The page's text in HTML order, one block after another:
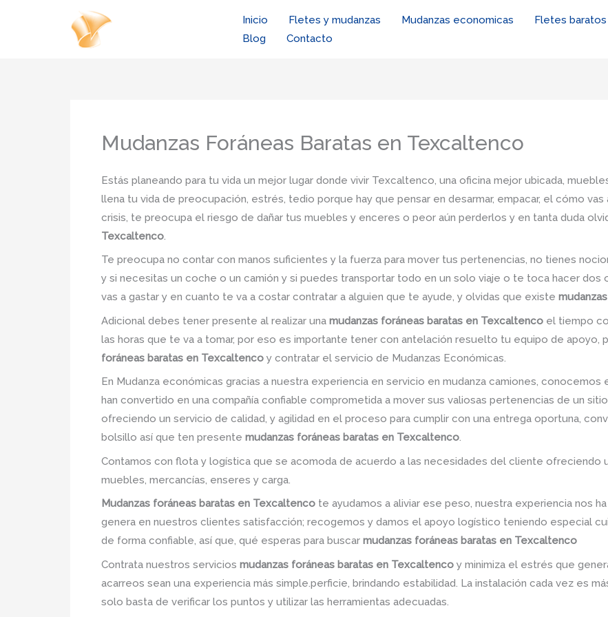
Inicio Fletes y mudanzas Mudanzas economicas Fletes baratos
Blog
Contacto
Mudanzas Foráneas Baratas en Texcaltenco
Estás planeando para tu vida un mejor lugar donde vivir Texcaltenco, una oficina mejor ubicada,
llena tu vida de preocupación, estrés, tedio porque hay que pensar en desarmar, empacar, el cómo
crisis, te preocupa el riesgo de dañar tus muebles y enceres o peor aún perderlos y en tanta duda
Texcaltenco
Te preocupa no contar con manos suficientes y la fuerza para mover tus pertenencias, no tienes
y si necesitas un coche o un camión y si puedes transportar todo en un solo viaje o te toca hacer
vas a gastar y en cuanto te va a costar contratar a alguien que te ayude, y olvidas que existe
Adicional debes tener presente al realizar una mudanzas foráneas baratas en Texcaltenco el tiempo
las horas que te va a tomar, por eso es importante tener con antelación resuelto tu equipo de apoyo,
foráneas baratas en Texcaltenco y contratar el servicio de Mudanzas Económicas.
En Mudanza económicas gracias a nuestra experiencia en servicio en mudanza camiones,
han convertido en una compañía confiable comprometida a mover sus valiosas pertenencias de un
ofreciendo un servicio de calidad, y agilidad en el proceso para cumplir con una entrega oportuna,
bolsillo así que ten presente mudanzas foráneas baratas en Texcaltenco.
Contamos con flota y logística que se acomoda de acuerdo a las necesidades del cliente ofreciendo
muebles, mercancías, enseres y carga.
Mudanzas foráneas baratas en Texcaltenco te ayudamos a aliviar ese peso, nuestra experiencia nos
genera en nuestros clientes satisfacción; recogemos y damos el apoyo logístico teniendo especial
de forma confiable, así que, qué esperas para buscar mudanzas foráneas baratas en Texcaltenco
Contrata nuestros servicios mudanzas foráneas baratas en Texcaltenco y minimiza el estrés que
acarreos sean una experiencia más simple.perficie, brindando estabilidad. La instalación cada vez es
solo basta de verificar los puntos y utilizar las herramientas adecuadas.